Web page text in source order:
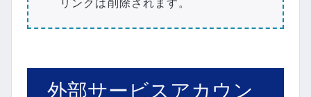
外部サービスアカウン